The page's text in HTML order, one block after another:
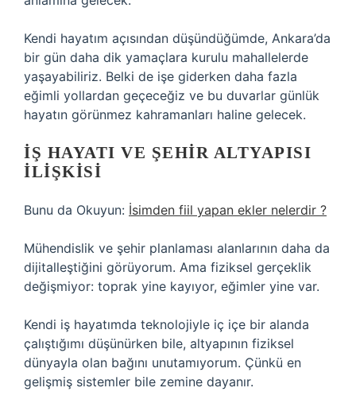
Kendi hayatım açısından düşündüğümde, Ankara’da
bir gün daha dik yamaçlara kurulu mahallelerde
yaşayabiliriz. Belki de işe giderken daha fazla
eğimli yollardan geçeceğiz ve bu duvarlar günlük
hayatın görünmez kahramanları haline gelecek.
İŞ HAYATI VE ŞEHIR ALTYAPISI
ILIŞKISI
Bunu da Okuyun: İsimden fiil yapan ekler nelerdir ?
Mühendislik ve şehir planlaması alanlarının daha da
dijitalleştiğini görüyorum. Ama fiziksel gerçeklik
değişmiyor: toprak yine kayıyor, eğimler yine var.
Kendi iş hayatımda teknolojiyle iç içe bir alanda
çalıştığımı düşünürken bile, altyapının fiziksel
dünyayla olan bağını unutamıyorum. Çünkü en
gelişmiş sistemler bile zemine dayanır.